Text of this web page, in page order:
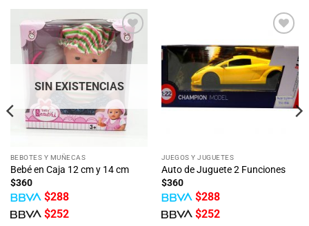
Añadir
a la
lista
deseos
SIN EXISTENCIAS
BEBOTES Y MUÑECAS
Bebé en Caja 12 cm y 14 cm
$360
$288
$252
Añadir
a la
lista
de
deseos
JUEGOS Y JUGUETES
Auto de Juguete 2 Funciones
$360
$288
$252